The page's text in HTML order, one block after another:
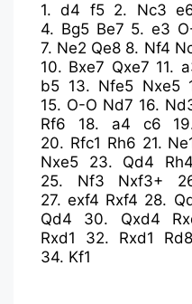
1.d4 f5 2. Nc3
4. Bg5 Be7 5. e3
7. Ne2 Qe8 8. Nf4
10. Bxe7 Qxe7 11.
b5 13. Nfe5 Nxe5
15. O-O Nd7 16.
Rf6
18. a4 c6
20. Rfc1 Rh6 21.
Nxe5
23. Qd4 Rh4
25. Nf3 Nxf3+
27.exf4 Rxf4 28.
Qd4
30. Qxd4
Rxd1
32. Rxd1 Rd8
34. Kf1